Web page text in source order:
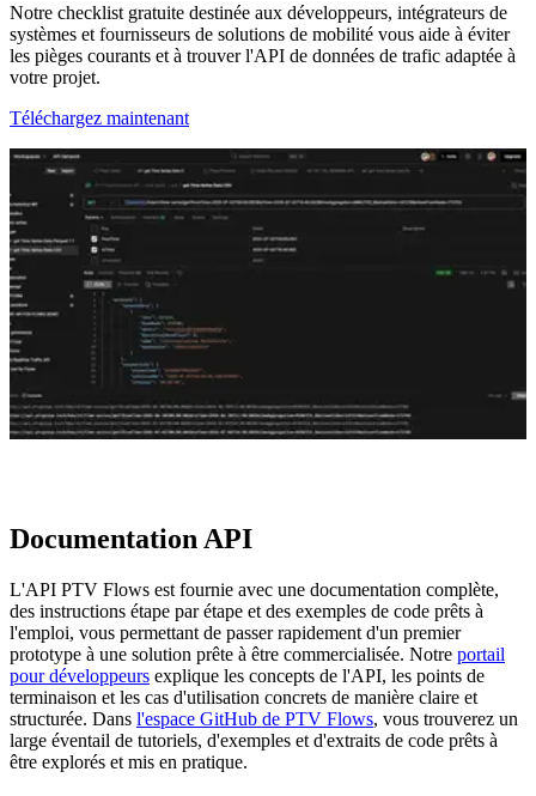
Notre checklist gratuite destinée aux développeurs, intégrateurs de
systèmes et fournisseurs de solutions de mobilité vous aide à éviter
les pièges courants et à trouver l'API de données de trafic adaptée à
votre projet.
Téléchargez maintenant
Documentation API
L'API PTV Flows est fournie avec une documentation complète,
des instructions étape par étape et des exemples de code prêts à
l'emploi, vous permettant de passer rapidement d'un premier
prototype à une solution prête à être commercialisée. Notre portail
pour développeurs explique les concepts de l'API, les points de
terminaison et les cas d'utilisation concrets de manière claire et
structurée. Dans l'espace GitHub de PTV Flows, vous trouverez un
large éventail de tutoriels, d'exemples et d'extraits de code prêts à
être explorés et mis en pratique.